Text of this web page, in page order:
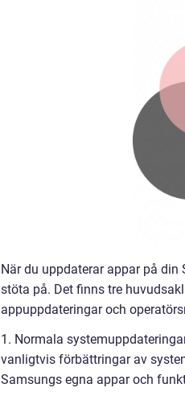
När du uppdaterar appar på
stöta på. Det finns tre
appuppdateringar och
1. Normala
vanligtvis förbättringar av
Samsungs egna appar och